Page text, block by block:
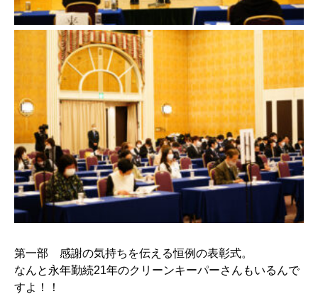
第一部 感謝の気持ちを伝える恒例の表彰式。
なんと永年勤続21年のクリーンキーパーさんもいるんで
すよ！！